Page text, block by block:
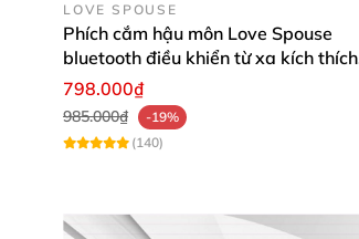
LOVE SPOUSE
Phích cắm hậu môn Love Spouse
bluetooth điều khiển từ xa kích thích
tiện lợi
798.000₫
985.000₫
-19%
(140)